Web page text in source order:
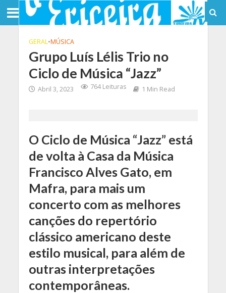
GERAL•MÚSICA
Grupo Luís Lélis Trio no
Ciclo de Música “Jazz”
Abril 3, 2023 764 Leituras 1 Min Read
O Ciclo de Música “Jazz” está
de volta à Casa da Música
Francisco Alves Gato, em
Mafra, para mais um
concerto com as melhores
canções do repertório
clássico americano deste
estilo musical, para além de
outras interpretações
contemporâneas.